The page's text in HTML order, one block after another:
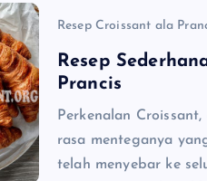
Resep Croissant ala
Resep
Prancis
Perkenalan
rasa menteganya
telah menyebar ke